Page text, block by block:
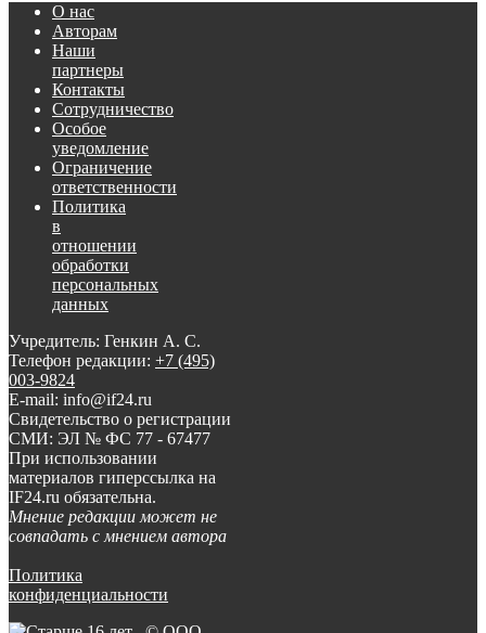
О нас
Авторам
Наши
партнеры
Контакты
Сотрудничество
Особое
уведомление
Ограничение
ответственности
Политика
в
отношении
обработки
персональных
данных
Учредитель: Генкин А. С.
Телефон редакции: +7 (495)
003-9824
E-mail: info@if24.ru
Свидетельство о регистрации
СМИ: ЭЛ № ФС 77 - 67477
При использовании
материалов гиперссылка на
IF24.ru обязательна.
Мнение редакции может не
совпадать с мнением автора
Политика
конфиденциальности